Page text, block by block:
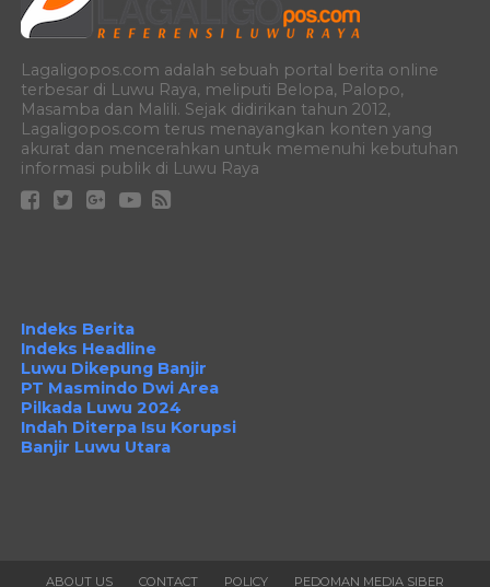
Lagaligopos.com adalah sebuah portal berita online
terbesar di Luwu Raya, meliputi Belopa, Palopo,
Masamba dan Malili. Sejak didirikan tahun 2012,
Lagaligopos.com terus menayangkan konten yang
akurat dan mencerahkan untuk memenuhi kebutuhan
informasi publik di Luwu Raya
Indeks Berita
Indeks Headline
Luwu Dikepung Banjir
PT Masmindo Dwi Area
Pilkada Luwu 2024
Indah Diterpa Isu Korupsi
Banjir Luwu Utara
ABOUT US CONTACT POLICY PEDOMAN MEDIA SIBER